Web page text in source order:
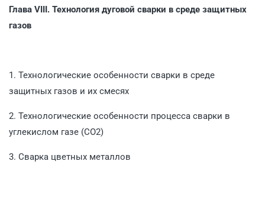
Глава VIII. Технология дуговой сварки в среде защитных
газов
1. Технологические особенности сварки в среде
защитных газов и их смесях
2. Технологические особенности процесса сварки в
углекислом газе (СО2)
3. Сварка цветных металлов